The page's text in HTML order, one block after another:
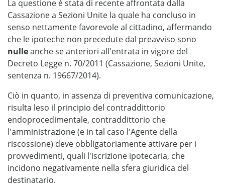
La questione è stata di recente affrontata dalla
Cassazione a Sezioni Unite la quale ha concluso in
senso nettamente favorevole al cittadino, affermando
che le ipoteche non precedute dal preavviso sono
nulleanche se anteriori all'entrata in vigore del
Decreto Legge n. 70/2011 (Cassazione, Sezioni Unite,
sentenza n. 19667/2014).
Ciò in quanto, in assenza di preventiva comunicazione,
risulta leso il principio del contraddittorio
endoprocedimentale, contraddittorio che
l'amministrazione (e in tal caso l'Agente della
riscossione) deve obbligatoriamente attivare per i
provvedimenti, quali l'iscrizione ipotecaria, che
incidono negativamente nella sfera giuridica del
destinatario.